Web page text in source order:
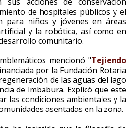
de hospitales públicos y el
para niños y jóvenes en áreas
y la robótica, así como en
comunitario.
mencionó "Tejiendo
por la Fundación Rotaria
de las aguas del lago
de Imbabura. Explicó que este
las condiciones ambientales y la
asentadas en la zona.